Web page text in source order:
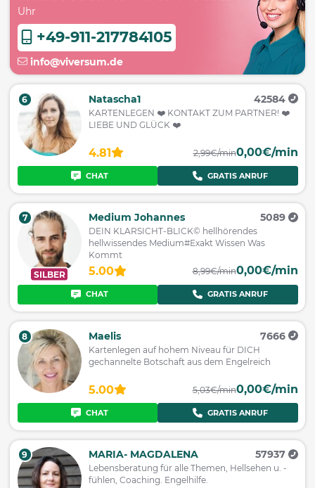
Uhr
+49-911-217784105
info@viversum.de
6 Natascha1 42584
KARTENLEGEN ❤️ KONTAKT ZUM PARTNER! ❤️
LIEBE UND GLÜCK ❤️
4.81 2,99€/min0,00€/min
CHAT GRATIS ANRUF
SILBER
7 Medium Johannes 5089
DEIN KLARSICHT-BLICK© hellhörendes
hellwissendes Medium#Exakt Wissen Was
Kommt
5.00 8,99€/min0,00€/min
CHAT GRATIS ANRUF
8 Maelis 7666
Kartenlegen auf hohem Niveau für DICH
gechannelte Botschaft aus dem Engelreich
5.00 5,03€/min0,00€/min
CHAT GRATIS ANRUF
9 MARIA- MAGDALENA 57937
Lebensberatung für alle Themen, Hellsehen u. -
fühlen, Coaching. Engelhilfe.